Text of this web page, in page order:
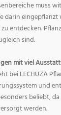
muss
darin
entdecken.
sind.
mit viel
bei LECHUZA
und
beliebt,
werden.